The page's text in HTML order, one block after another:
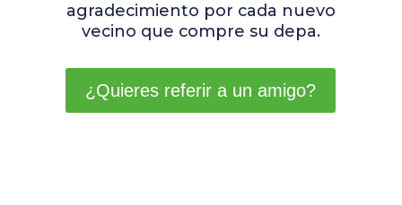
agradecimiento por cada nuevo
vecino que compre su depa.
¿Quieres referir a un amigo?